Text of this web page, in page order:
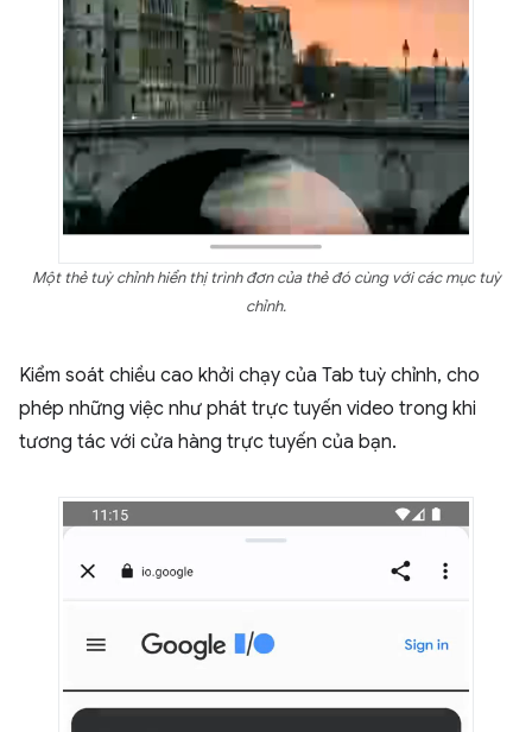
Một thẻ tuỳ chỉnh hiển thị trình đơn của thẻ đó cùng với các mục tuỳ
chỉnh.
Kiểm soát chiều cao khởi chạy của Tab tuỳ chỉnh, cho
phép những việc như phát trực tuyến video trong khi
tương tác với cửa hàng trực tuyến của bạn.